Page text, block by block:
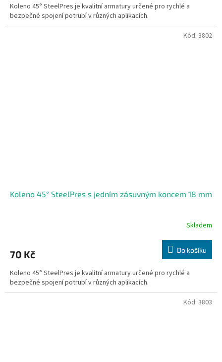
Koleno 45° SteelPres je kvalitní armatury určené pro rychlé a
bezpečné spojení potrubí v různých aplikacích.
Koleno 45° SteelPres s jedním zásuvným koncem 18 mm
Skladem
70 Kč Do košíku
Koleno 45° SteelPres je kvalitní armatury určené pro rychlé a
bezpečné spojení potrubí v různých aplikacích.
Kód: 3802
Kód: 3803